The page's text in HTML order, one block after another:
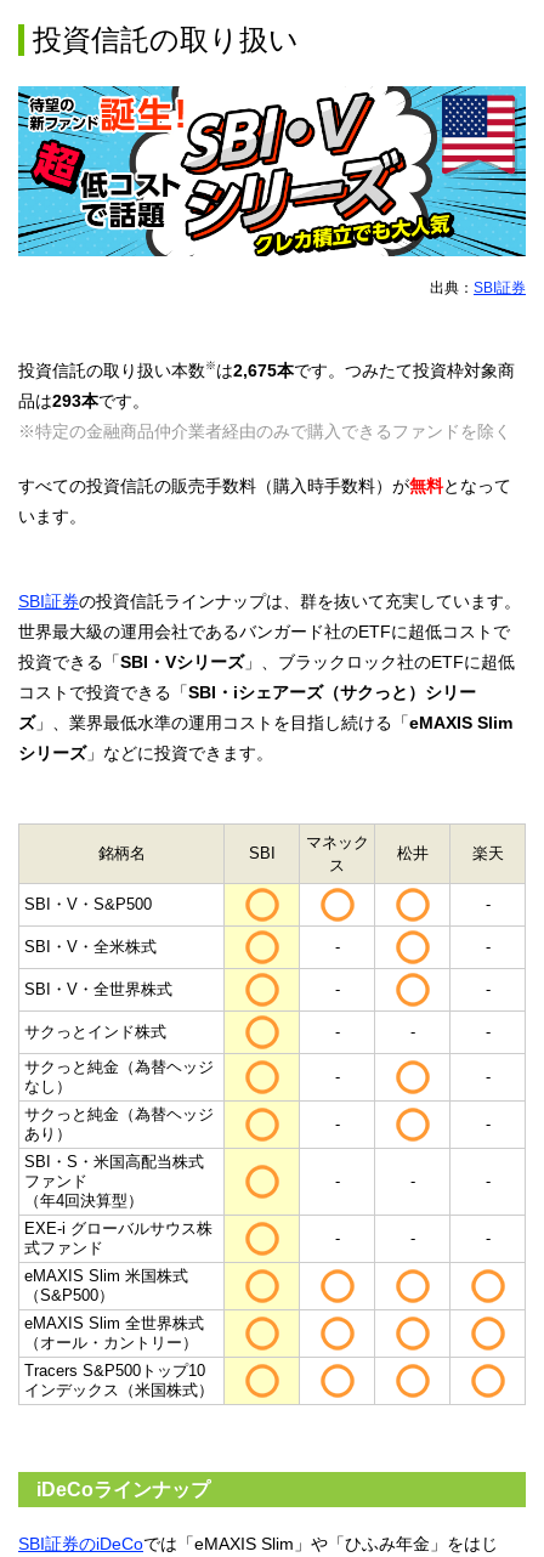
投資信託の取り扱い
出典： SBI証券
投資信託の取り扱い本数 ※ は2,675本です。つみたて投資枠対象商
品は293本です。
※特定の金融商品仲介業者経由のみで購入できるファンドを除く
すべての投資信託の販売手数料（購入時手数料）が無料となって
います。
SBI証券の投資信託ラインナップは、群を抜いて充実しています。
世界最大級の運用会社であるバンガード社のETFに超低コストで
投資できる「SBI・Vシリーズ」、ブラックロック社のETFに超低
コストで投資できる「SBI・iシェアーズ（サクっと）シリー
ズ」、業界最低水準の運用コストを目指し続ける「eMAXIS Slim
シリーズ」などに投資できます。
銘柄名 SBI
マネック
ス
松井 楽天
SBI・V・S&P500 -
SBI・V・全米株式 - -
SBI・V・全世界株式 - -
サクっとインド株式 - -
-
サクっと純金（為替ヘッジ
なし）
- -
サクっと純金（為替ヘッジ
あり）
- -
SBI・S・米国高配当株式
ファンド
（年4回決算型）
- - -
EXE-i グローバルサウス株
式ファンド
- - -
eMAXIS Slim 米国株式
（S&P500）
eMAXIS Slim 全世界株式
（オール・カントリー）
Tracers S&P500トップ10
インデックス（米国株式）
iDeCoラインナップ
SBI証券のiDeCoでは「eMAXIS Slim」や「ひふみ年金」をはじ